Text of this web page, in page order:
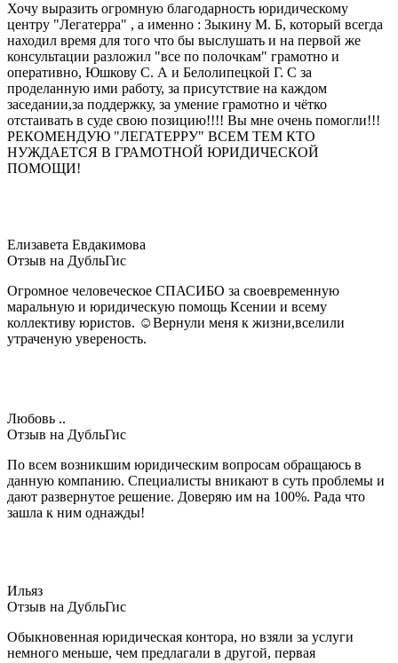
Хочу выразить огромную благодарность юридическому
центру "Легатерра" , а именно : Зыкину М. Б, который всегда
находил время для того что бы выслушать и на первой же
консультации разложил "все по полочкам" грамотно и
оперативно, Юшкову С. А и Белолипецкой Г. С за
проделанную ими работу, за присутствие на каждом
заседании,за поддержку, за умение грамотно и чётко
отстаивать в суде свою позицию!!!! Вы мне очень помогли!!!
РЕКОМЕНДУЮ "ЛЕГАТЕРРУ" ВСЕМ ТЕМ КТО
НУЖДАЕТСЯ В ГРАМОТНОЙ ЮРИДИЧЕСКОЙ
ПОМОЩИ!
Елизавета Евдакимова
Отзыв на ДубльГис
Огромное человеческое СПАСИБО за своевременную
маральную и юридическую помощь Ксении и всему
коллективу юристов. ☺Вернули меня к жизни,вселили
утраченую увереность.
Любовь ..
Отзыв на ДубльГис
По всем возникшим юридическим вопросам обращаюсь в
данную компанию. Специалисты вникают в суть проблемы и
дают развернутое решение. Доверяю им на 100%. Рада что
зашла к ним однажды!
Ильяз
Отзыв на ДубльГис
Обыкновенная юридическая контора, но взяли за услуги
немного меньше, чем предлагали в другой, первая